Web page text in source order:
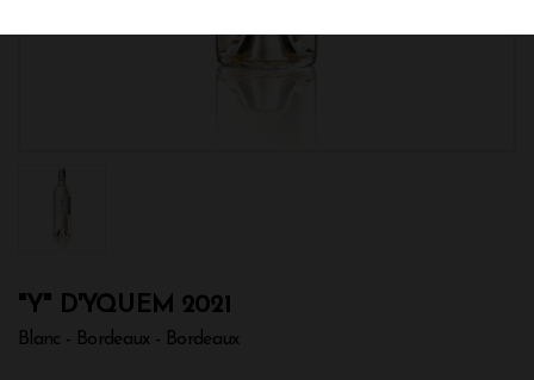
"Y" D'YQUEM 2021
Blanc - Bordeaux - Bordeaux